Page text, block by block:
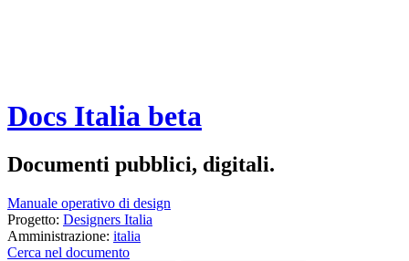
Docs Italia beta
Documenti pubblici, digitali.
Manuale operativo di design
Progetto: Designers Italia
Amministrazione: italia
Cerca nel documento